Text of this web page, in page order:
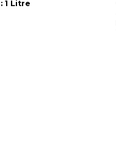
1 Litre